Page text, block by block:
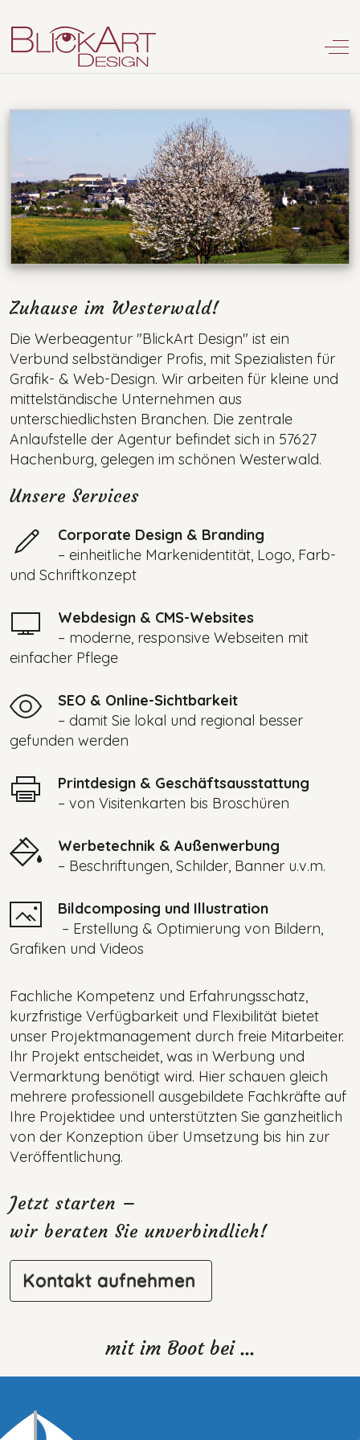
Zuhause im Westerwald!
Die Werbeagentur "BlickArt Design" ist ein
Verbund selbständiger Profis, mit Spezialisten für
Grafik- & Web-Design. Wir arbeiten für kleine und
mittelständische Unternehmen aus
unterschiedlichsten Branchen. Die zentrale
Anlaufstelle der Agentur befindet sich in 57627
Hachenburg, gelegen im schönen Westerwald.
Unsere Services
Corporate Design & Branding
– einheitliche Markenidentität, Logo, Farb-
und Schriftkonzept
Webdesign & CMS-Websites
– moderne, responsive Webseiten mit
einfacher Pflege
SEO & Online-Sichtbarkeit
– damit Sie lokal und regional besser
gefunden werden
Printdesign & Geschäftsausstattung
– von Visitenkarten bis Broschüren
Werbetechnik & Außenwerbung
– Beschriftungen, Schilder, Banner u.v.m.
Bildcomposing und Illustration
– Erstellung & Optimierung von Bildern,
Grafiken und Videos
Fachliche Kompetenz und Erfahrungsschatz,
kurzfristige Verfügbarkeit und Flexibilität bietet
unser Projektmanagement durch freie Mitarbeiter.
Ihr Projekt entscheidet, was in Werbung und
Vermarktung benötigt wird. Hier schauen gleich
mehrere professionell ausgebildete Fachkräfte auf
Ihre Projektidee und unterstützten Sie ganzheitlich
von der Konzeption über Umsetzung bis hin zur
Veröffentlichung.
Jetzt starten –
wir beraten Sie unverbindlich!
Kontakt aufnehmen
mit im Boot bei ...